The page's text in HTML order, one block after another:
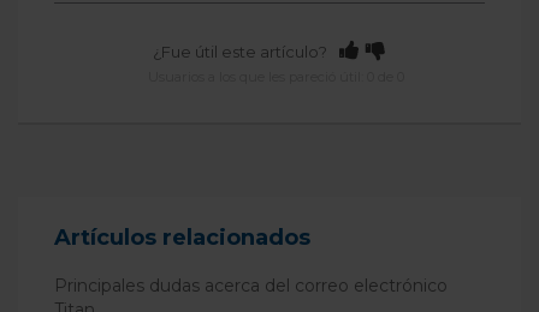
¿Fue útil este artículo?
Artículos relacionados
Principales dudas acerca del correo electrónico